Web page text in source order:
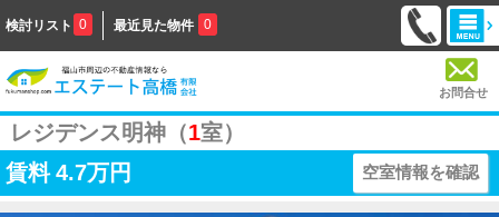
検討リスト 0 最近見た物件 0
お問合せ
レジデンス明神（1室）
賃料 4.7万円 空室情報を確認